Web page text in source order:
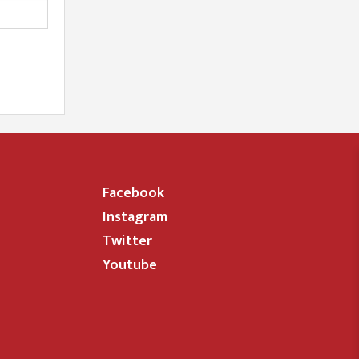
Facebook
Instagram
Twitter
Youtube